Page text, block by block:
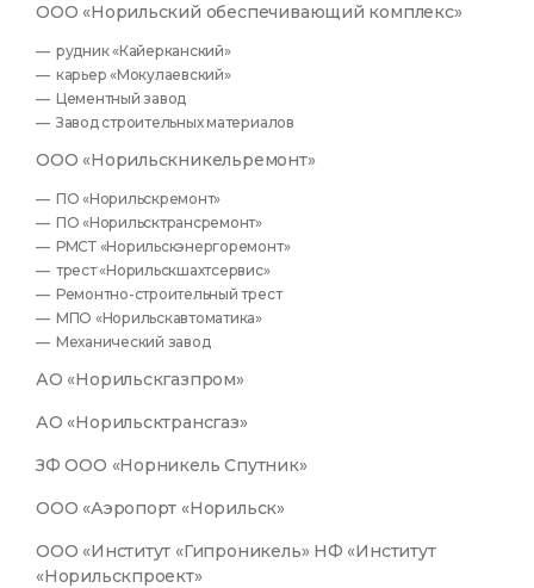
ООО «Норильский обеспечивающий комплекс»
рудник «Кайерканский»
карьер «Мокулаевский»
Цементный завод
Завод строительных материалов
ООО «Норильскникельремонт»
ПО «Норильскремонт»
ПО «Норильсктрансремонт»
РМСТ «Норильскэнергоремонт»
трест «Норильскшахтсервис»
Ремонтно-строительный трест
МПО «Норильскавтоматика»
Механический завод
АО «Норильскгазпром»
АО «Норильсктрансгаз»
ЗФ ООО «Норникель Спутник»
ООО «Аэропорт «Норильск»
ООО «Институт «Гипроникель» НФ «Институт
«Норильскпроект»